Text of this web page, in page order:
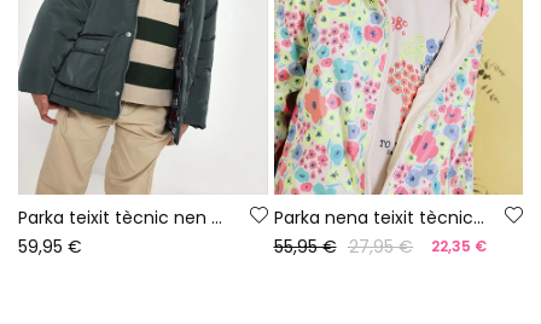
Parka teixit tècnic nen verd
59,95 €
Parka nena teixit tècnic estampat flors
55,95 € 27,95 € 22,35 €